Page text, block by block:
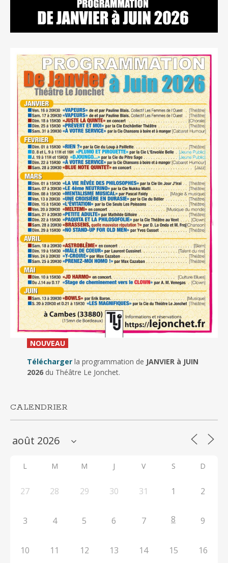
NOUVEAU_
Télécharger la programmation de JANVIER à JUIN
2026du Théâtre Le Jonchet.
CALENDRIER
L M M J V S D
27 28 29 30 31 1 2
3 4 5 6 7 8 9
10 11 12 13 14 15 16